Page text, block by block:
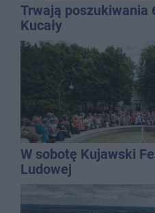
Trwają poszukiwania
Kucały
W sobotę Kujawski
Ludowej